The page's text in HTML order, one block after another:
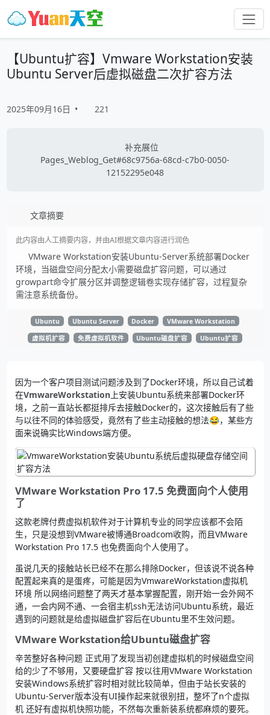
【Ubuntu扩容】Vmware Workstation安装
Ubuntu Server后虚拟磁盘二次扩容方法
2025年09月16日 • 221
补充展位
Pages_Weblog_Get#68c9756a-68cd-c7b0-0050-
12152295e048
文章摘要
此内容由人工摘要内容，并由AI根据文章内容进行润色
VMware Workstation安装Ubuntu-Server系统部署Docker
环境，当磁盘空间分配太小需要磁盘扩容问题，可以通过
growpart命令扩展分区并调整逻辑卷实现存储扩容，过程复杂
需注意系统备份。
Ubuntu Ubuntu Server Docker
VMware Workstation
虚拟机扩容
免费虚拟机软件 Ubuntu磁盘扩容 Ubuntu扩容
因为一个客户项目测试问题涉及到了Docker环境，所以自己试着
在VmwareWorkstation上安装Ubuntu系统来部署Docker环
境，之前一直站长都挺排斥去接触Docker的，这次接触后有了些
与以往不同的体验感受，竟然有了些主动接触的想法😂，某些方
面来说确实比Windows端方便。
VMware Workstation Pro 17.5 免费面向个人使用
了
这款老牌付费虚拟机软件对于计算机专业的同学应该都不会陌
生，只是没想到VMware被博通Broadcom收购，而且VMware
Workstation Pro 17.5 也免费面向个人使用了。
虽说几天的接触站长已经不在那么排除Docker，但该说不说各种
配置起来真的是蛋疼，可能是因为VmwareWorkstation虚拟机
环境 所以网络问题整了两天才基本掌握配置，刚开始一会外网不
通，一会内网不通、一会宿主机ssh无法访问Ubuntu系统，最近
遇到的问题就是给虚拟磁盘扩容后在Ubuntu里不生效问题。
VMware Workstation给Ubuntu磁盘扩容
辛苦整好各种问题 正式用了发现当初创建虚拟机的时候磁盘空间
给的少了不够用，又要硬盘扩容 按以往用VMware Workstation
安装Windows系统扩容时相对就比较简单，但由于站长安装的
Ubuntu-Server版本没有UI操作起来就很别扭，整坏了n个虚拟
机 还好有虚拟机快照功能，不然每次重新装系统都麻烦的要死。